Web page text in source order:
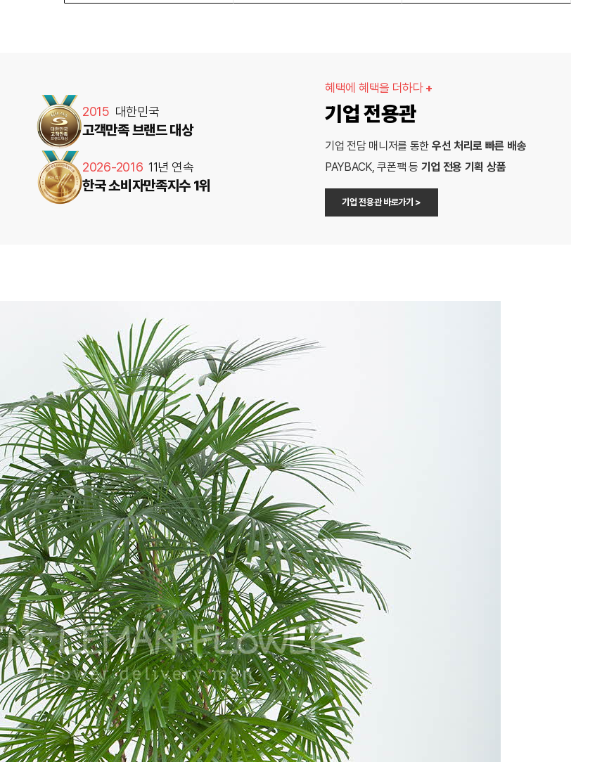
2015 대한민국
고객만족 브랜드 대상
2026-2016 11년 연속
한국 소비자만족지수 1위
혜택에 혜택을 더하다 +
기업 전용관
기업 전담 매니저를 통한 우선 처리로 빠른 배송
PAYBACK, 쿠폰팩 등 기업 전용 기획 상품
기업 전용관 바로가기 >